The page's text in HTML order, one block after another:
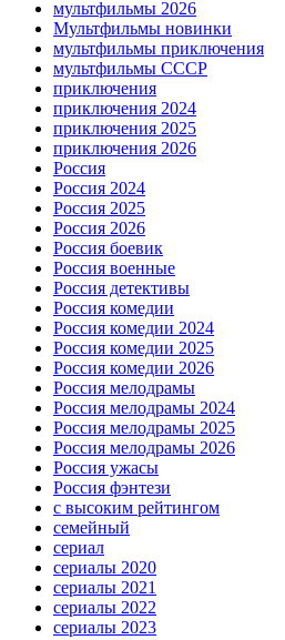
мультфильмы 2026
Мультфильмы новинки
мультфильмы приключения
мультфильмы СССР
приключения
приключения 2024
приключения 2025
приключения 2026
Россия
Россия 2024
Россия 2025
Россия 2026
Россия боевик
Россия военные
Россия детективы
Россия комедии
Россия комедии 2024
Россия комедии 2025
Россия комедии 2026
Россия мелодрамы
Россия мелодрамы 2024
Россия мелодрамы 2025
Россия мелодрамы 2026
Россия ужасы
Россия фэнтези
с высоким рейтингом
семейный
сериал
сериалы 2020
сериалы 2021
сериалы 2022
сериалы 2023